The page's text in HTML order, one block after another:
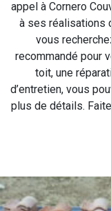
appel à Cornero
à ses réalisations
vous
recommandé pour
toit, une
d’entretien, vous
plus de détails.